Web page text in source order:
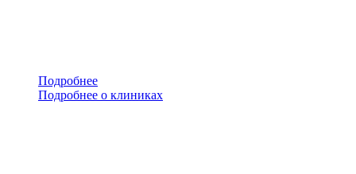
Подробнее
Подробнее о клиниках